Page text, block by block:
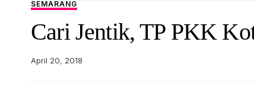
SEMARANG
Cari Jentik, TP PKK
April 20, 2018